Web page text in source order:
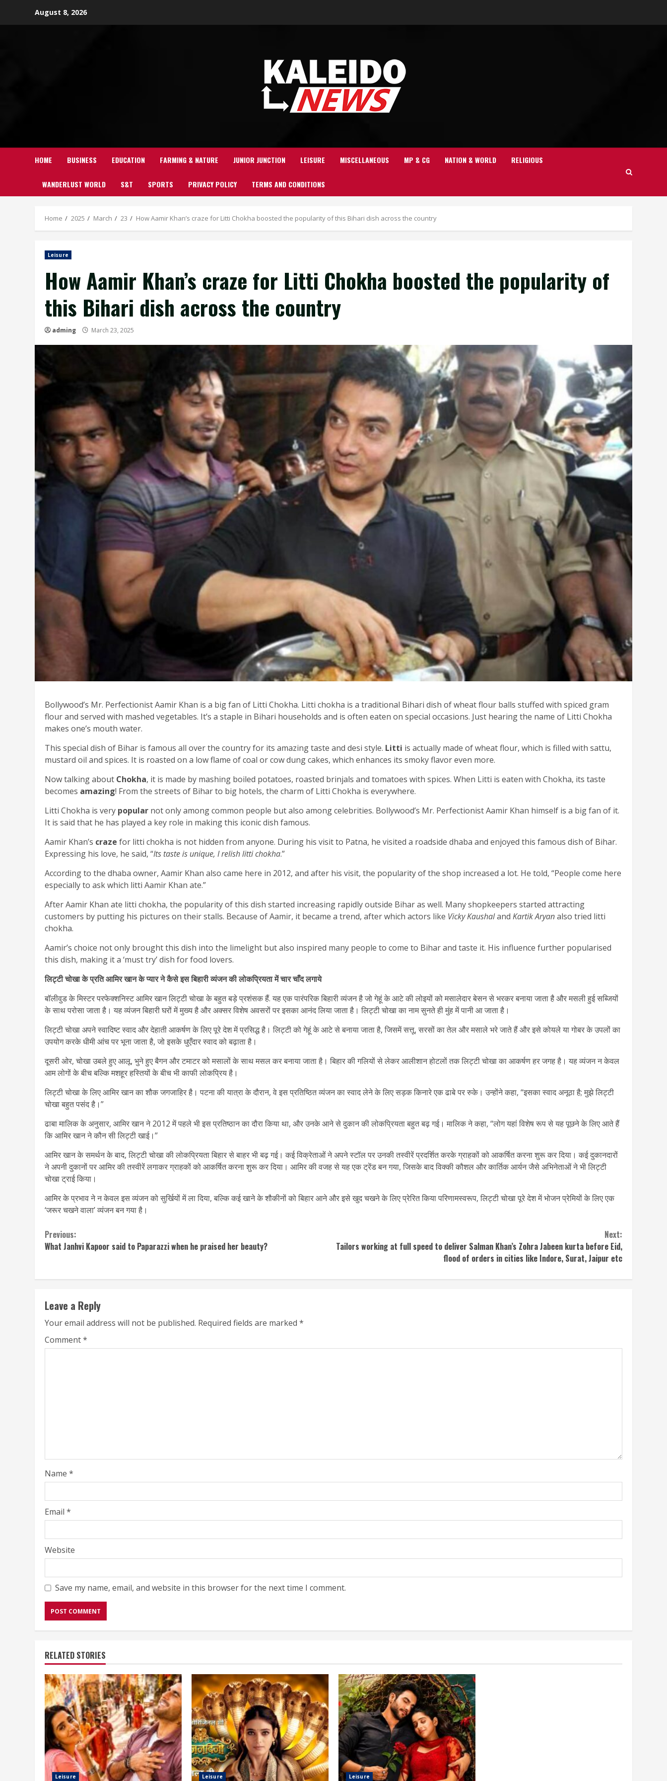
August 8, 2026
HOME BUSINESS EDUCATION FARMING & NATURE JUNIOR JUNCTION LEISURE MISCELLANEOUS MP & CG NATION & WORLD RELIGIOUS
WANDERLUST WORLD S&T SPORTS PRIVACY POLICY TERMS AND CONDITIONS
Home 2025 March 23 How Aamir Khan’s craze for Litti Chokha boosted the popularity of this Bihari dish across the country
Leisure
How Aamir Khan’s craze for Litti Chokha boosted the popularity of
this Bihari dish across the country
adming March 23, 2025
Bollywood’s Mr. Perfectionist Aamir Khan is a big fan of Litti Chokha. Litti chokha is a traditional Bihari dish of wheat flour balls stuffed with spiced gram
flour and served with mashed vegetables. It’s a staple in Bihari households and is often eaten on special occasions. Just hearing the name of Litti Chokha
makes one’s mouth water.
This special dish of Bihar is famous all over the country for its amazing taste and desi style. Litti is actually made of wheat flour, which is filled with sattu,
mustard oil and spices. It is roasted on a low flame of coal or cow dung cakes, which enhances its smoky flavor even more.
Now talking about Chokha, it is made by mashing boiled potatoes, roasted brinjals and tomatoes with spices. When Litti is eaten with Chokha, its taste
becomes amazing! From the streets of Bihar to big hotels, the charm of Litti Chokha is everywhere.
Litti Chokha is very popular not only among common people but also among celebrities. Bollywood’s Mr. Perfectionist Aamir Khan himself is a big fan of it.
It is said that he has played a key role in making this iconic dish famous.
Aamir Khan’s craze for litti chokha is not hidden from anyone. During his visit to Patna, he visited a roadside dhaba and enjoyed this famous dish of Bihar.
Expressing his love, he said, “Its taste is unique, I relish litti chokha.”
According to the dhaba owner, Aamir Khan also came here in 2012, and after his visit, the popularity of the shop increased a lot. He told, “People come here
especially to ask which litti Aamir Khan ate.”
After Aamir Khan ate litti chokha, the popularity of this dish started increasing rapidly outside Bihar as well. Many shopkeepers started attracting
customers by putting his pictures on their stalls. Because of Aamir, it became a trend, after which actors like Vicky Kaushaland Kartik Aryanalso tried litti
chokha.
Aamir’s choice not only brought this dish into the limelight but also inspired many people to come to Bihar and taste it. His influence further popularised
this dish, making it a ‘must try’ dish for food lovers.
लिट्टी चोखा के प्रति आमिर खान के प्यार ने कैसे इसबिहारी व्यंजन कीलोकप्रियता में चार चाँद लगाये
बॉलीवुड के मिस्टर परफेक्शनिस्ट आमिर खान लिट्टी चोखा के बहुत बड़े प्रशंसक हैं. यह एक पारंपरिक बिहारी व्यंजन है जो गेहूं के आटे की लोइयों को मसालेदार बेसन से भरकर बनाया जाता है और मसली हुई सब्जियों
के साथ परोसा जाता है। यह व्यंजन बिहारी घरों में मुख्य है और अक्सर विशेष अवसरों पर इसका आनंद लिया जाता है। लिट्टी चोखा का नाम सुनते ही मुंह में पानी आ जाता है।
लिट्टी चोखा अपने स्वादिष्ट स्वाद और देहाती आकर्षण के लिए पूरे देश में प्रसिद्ध है। लिट्टी को गेहूं के आटे से बनाया जाता है, जिसमें सत्तू, सरसों का तेल और मसाले भरे जाते हैं और इसे कोयले या गोबर के उपलों का
उपयोग करके धीमी आंच पर भूना जाता है, जो इसके धुएँदार स्वाद को बढ़ाता है।
दूसरी ओर, चोखा उबले हुए आलू, भुने हुए बैगन और टमाटर को मसालों के साथ मसल कर बनाया जाता है। बिहार की गलियों से लेकर आलीशान होटलों तक लिट्टी चोखा का आकर्षण हर जगह है। यह व्यंजन न केवल
आम लोगों के बीच बल्कि मशहूर हस्तियों के बीच भी काफी लोकप्रिय है।
लिट्टी चोखा के लिए आमिर खान का शौक जगजाहिर है। पटना की यात्रा के दौरान, वे इस प्रतिष्ठित व्यंजन का स्वाद लेने के लिए सड़क किनारे एक ढाबे पर रुके। उन्होंने कहा, “इसका स्वाद अनूठा है; मुझे लिट्टी
चोखा बहुत पसंद है।”
ढाबा मालिक के अनुसार, आमिर खान ने 2012 में पहले भी इस प्रतिष्ठान का दौरा किया था, और उनके आने से दुकान की लोकप्रियता बहुत बढ़ गई। मालिक ने कहा, “लोग यहां विशेष रूप से यह पूछने के लिए आते हैं
कि आमिर खान ने कौन सी लिट्टी खाई।”
आमिर खान के समर्थन के बाद, लिट्टी चोखा की लोकप्रियता बिहार से बाहर भी बढ़ गई। कई विक्रेताओं ने अपने स्टॉल पर उनकी तस्वीरें प्रदर्शित करके ग्राहकों को आकर्षित करना शुरू कर दिया। कई दुकानदारों
ने अपनी दुकानों पर आमिर की तस्वीरें लगाकर ग्राहकों को आकर्षित करना शुरू कर दिया। आमिर की वजह से यह एक ट्रेंड बन गया, जिसके बाद विक्की कौशल और कार्तिक आर्यन जैसे अभिनेताओं ने भी लिट्टी
चोखा ट्राई किया।
आमिर के प्रभाव ने न केवल इस व्यंजन को सुर्खियों में ला दिया, बल्कि कई खाने के शौकीनों को बिहार आने और इसे खुद चखने के लिए प्रेरित किया परिणामस्वरूप, लिट्टी चोखा पूरे देश में भोजन प्रेमियों के लिए एक
‘जरूर चखने वाला’ व्यंजन बन गया है।
Continue
Reading
Previous:
What Janhvi Kapoor said to Paparazzi when he praised her beauty?
Next:
Tailors working at full speed to deliver Salman Khan’s Zohra Jabeen kurta before Eid,
flood of orders in cities like Indore, Surat, Jaipur etc
Leave a Reply
Your email address will not be published. Required fields are marked *
Comment*
Name *
Email *
Website
Save my name, email, and website in this browser for the next time I comment.
RELATED STORIES
Leisure Leisure Leisure